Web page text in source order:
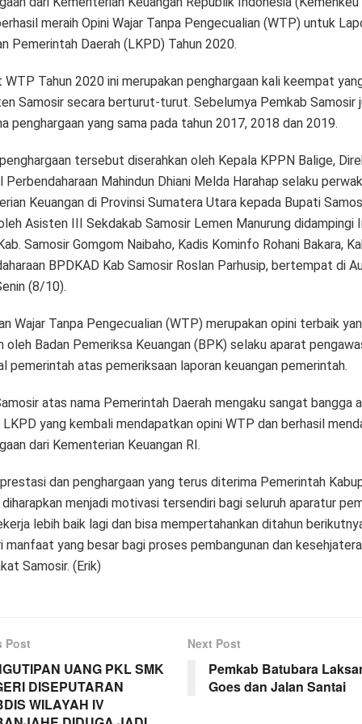
meraih Opini Wajar Tanpa Pengecualian (WTP) untuk
Pemerintah Daerah (LKPD) Tahun 2020.
WTP Tahun 2020 ini merupakan penghargaan kali keempat
Samosir secara berturut-turut. Sebelumya Pemkab Samosir
penghargaan yang sama pada tahun 2017, 2018 dan 2019.
tersebut diserahkan oleh Kepala KPPN Balige,
Perbendaharaan Mahindun Dhiani Melda Harahap selaku
Keuangan di Provinsi Sumatera Utara kepada Bupati
Asisten III Sekdakab Samosir Lemen Manurung didampingi
Samosir Gomgom Naibaho, Kadis Kominfo Rohani Bakara,
BPDKAD Kab Samosir Roslan Parhusip, bertempat di
(8/10).
Wajar Tanpa Pengecualian (WTP) merupakan opini terbaik
oleh Badan Pemeriksa Keuangan (BPK) selaku aparat
pemerintah atas pemeriksaan laporan keuangan pemerintah.
atas nama Pemerintah Daerah mengaku sangat bangga
yang kembali mendapatkan opini WTP dan berhasil
dari Kementerian Keuangan RI.
dan penghargaan yang terus diterima Pemerintah
menjadi motivasi tersendiri bagi seluruh aparatur
lebih baik lagi dan bisa mempertahankan ditahun
manfaat yang besar bagi proses pembangunan dan
Samosir. (Erik)
Post
UANG PKL SMK
DISEPUTARAN
WILAYAH IV
Next Post
Pemkab Batubara
Goes dan Jalan Santai